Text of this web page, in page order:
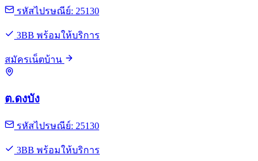
รหัสไปรษณีย์: 25130
3BB พร้อมให้บริการ
สมัครเน็ตบ้าน
ต.ดงบัง
รหัสไปรษณีย์: 25130
3BB พร้อมให้บริการ